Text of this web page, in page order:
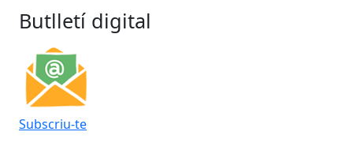
Butlletí digital
Subscriu-te